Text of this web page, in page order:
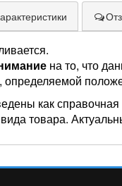
на то, что
определяемой
как
товара.